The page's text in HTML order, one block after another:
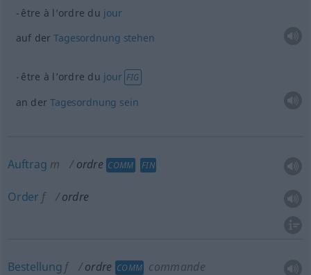
être à l’ordre du jour
auf derTagesordnung stehen
être à l’ordre du jour FIG
an der Tagesordnung sein
Auftrag m ordre COMM FIN
Order f ordre
Bestellung f ordre COMM commande